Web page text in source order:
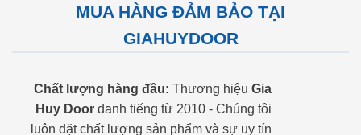
MUA HÀNG ĐẢM BẢO TẠI
GIAHUYDOOR
Chất lượng hàng đầu: Thương hiệu Gia
Huy Door danh tiếng từ 2010 - Chúng tôi
luôn đặt chất lượng sản phẩm và sự uy tín